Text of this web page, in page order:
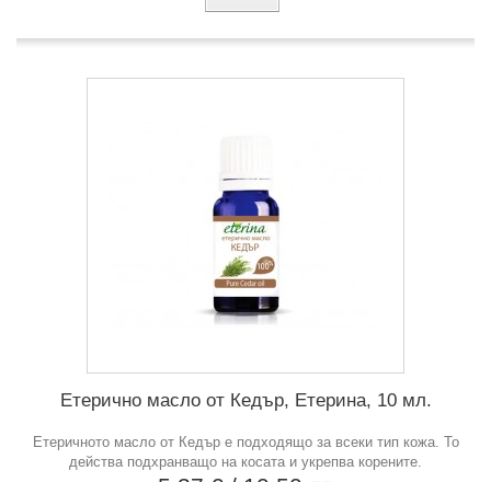
Етерично масло от Кедър, Етерина, 10 мл.
Етеричното масло от Кедър е подходящо за всеки тип кожа. То
действа подхранващо на косата и укрепва корените.